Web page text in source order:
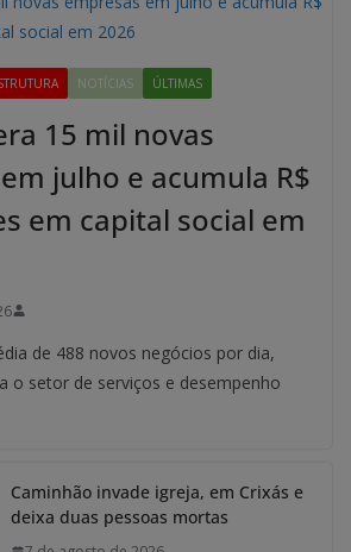
NOTÍCIAS ÚLTIMAS
15 mil novas
julho e acumula R$
em capital social em
de 488 novos negócios por dia,
o setor de serviços e desempenho
Caminhão invade igreja, em Crixás e
deixa duas pessoas mortas